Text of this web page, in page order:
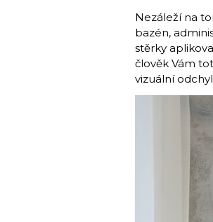
Nezáleží na
bazén,
stěrky
člověk Vám
vizuální